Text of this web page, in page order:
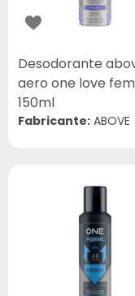
Desodorante
aero one love fem
150ml
Fabricante: ABOVE